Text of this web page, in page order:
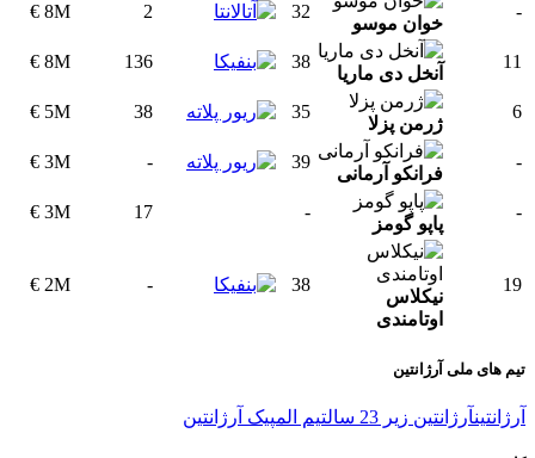
-
خوان موسو
32
2
8M €
11
آنخل دی ماریا
38
136
8M €
6
ژرمن پزلا
35
38
5M €
-
فرانکو آرمانی
39
-
3M €
-
پاپو گومز
-
17
3M €
19
نیکلاس
اوتامندی
38
-
2M €
تیم های ملی آرژانتین
آرژانتینآرژانتین زیر 23 سال تیم المپیک آرژانتین